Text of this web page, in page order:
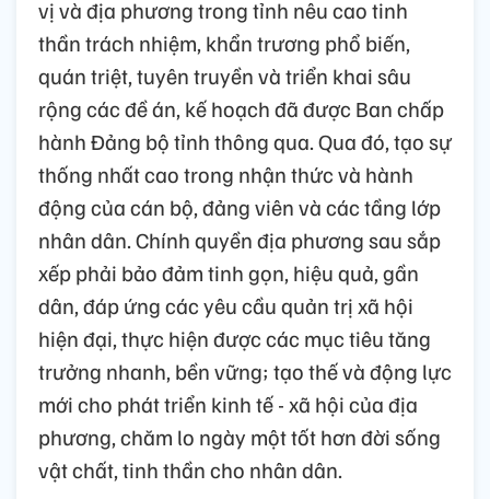
vị và địa phương trong tỉnh nêu cao tinh
thần trách nhiệm, khẩn trương phổ biến,
quán triệt, tuyên truyền và triển khai sâu
rộng các đề án, kế hoạch đã được Ban chấp
hành Đảng bộ tỉnh thông qua. Qua đó, tạo sự
thống nhất cao trong nhận thức và hành
động của cán bộ, đảng viên và các tầng lớp
nhân dân. Chính quyền địa phương sau sắp
xếp phải bảo đảm tinh gọn, hiệu quả, gần
dân, đáp ứng các yêu cầu quản trị xã hội
hiện đại, thực hiện được các mục tiêu tăng
trưởng nhanh, bền vững; tạo thế và động lực
mới cho phát triển kinh tế - xã hội của địa
phương, chăm lo ngày một tốt hơn đời sống
vật chất, tinh thần cho nhân dân.